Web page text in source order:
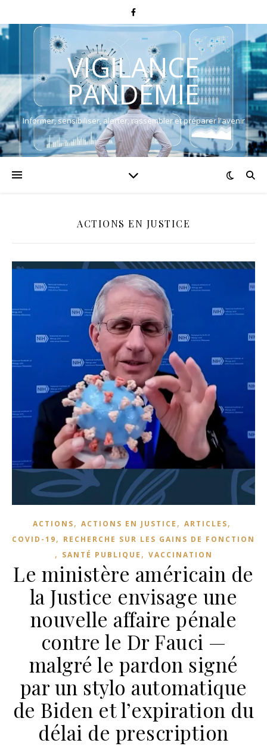
VIGILANCE
PANDÉMIE
Informer, sensibiliser, alerter, rassembler et préparer l'avenir
ACTIONS EN JUSTICE
ACTIONS, ACTIONS EN JUSTICE , ARTICLES,
COVID-19, RECHERCHE SUR LES GAINS DE FONCTION
, SANTÉ PUBLIQUE , VACCINATION
Le ministère américain de
la Justice envisage une
nouvelle affaire pénale
contre le Dr Fauci —
malgré le pardon signé
par un stylo automatique
de Biden et l’expiration du
délai de prescription